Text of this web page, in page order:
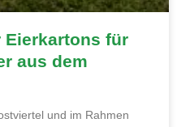
Eierkartons für
aus dem
und im Rahmen